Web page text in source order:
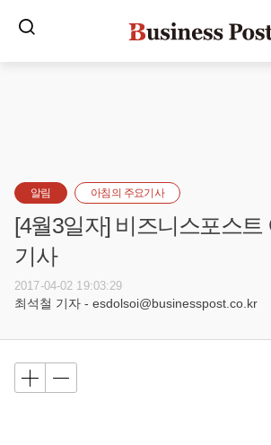
알림 아침의 주요기사
[4월3일자] 비즈니스포스트
기사
2017-04-02 19:03:29
최석철 기자 - esdolsoi@businesspost.co.kr